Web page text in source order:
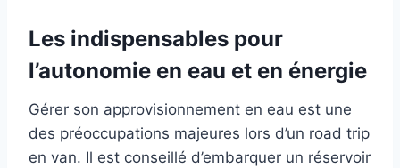
Les indispensables pour
l’autonomie en eau et en énergie
Gérer son approvisionnement en eau est une
des préoccupations majeures lors d’un road trip
en van. Il est conseillé d’embarquer un réservoir